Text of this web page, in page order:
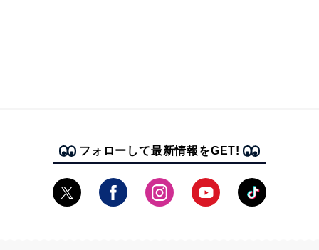
フォローして最新情報をGET!